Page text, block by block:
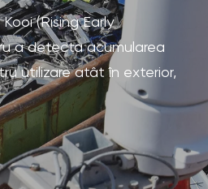
(Rising Early
a detecta acumularea
utilizare atât în exterior,